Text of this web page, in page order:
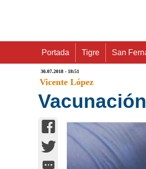
Portada Tigre San
30.07.2018 - 18:51
Vicente López